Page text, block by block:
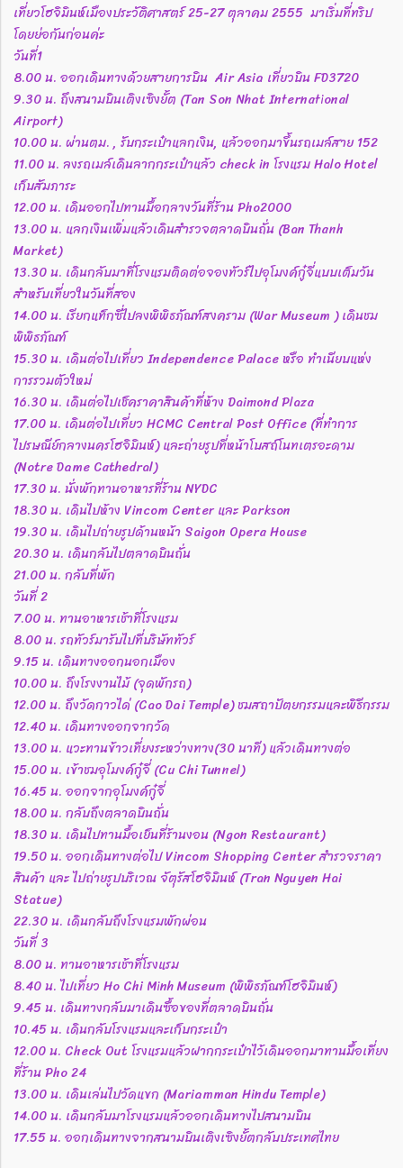
เที่ยวโฮจิมินห์เมืองประวัติศาสตร์ 25-27 ตุลาคม 2555 มาเริ่มที่ทริป
โดยย่อกันก่อนค่ะ
วันที่1
8.00 น. ออกเดินทางด้วยสายการบิน Air Asia เที่ยวบิน FD3720
9.30 น. ถึงสนามบินเติงเซิงยั้ต (Tan Son Nhat International
Airport)
10.00 น. ผ่านตม. , รับกระเป๋าแลกเงิน, แล้วออกมาขึ้นรถเมล์สาย 152
11.00 น. ลงรถเมล์เดินลากกระเป๋าแล้ว check in โรงแรม Halo Hotel
เก็บสัมภาระ
12.00 น. เดินออกไปทานมื้อกลางวันที่ร้าน Pho2000
13.00 น. แลกเงินเพิ่มแล้วเดินสำรวจตลาดบินถั่น (Ban Thanh
Market)
13.30 น. เดินกลับมาที่โรงแรมติดต่อจองทัวร์ไปอุโมงค์กู๋จี่แบบเต็มวัน
สำหรับเที่ยวในวันที่สอง
14.00 น. เรียกแท็กซี่ไปลงพิพิธภัณฑ์สงคราม (War Museum ) เดินชม
พิพิธภัณฑ์
15.30 น. เดินต่อไปเที่ยว Independence Palace หรือ ทำเนียบแห่ง
การรวมตัวใหม่
16.30 น. เดินต่อไปเช็คราคาสินค้าที่ห้าง Daimond Plaza
17.00 น. เดินต่อไปเที่ยว HCMC Central Post Office (ที่ทำการ
ไปรษณีย์กลางนครโฮจิมินห์) และถ่ายรูปที่หน้าโบสถ์โนทเตรอะดาม
(Notre Dame Cathedral)
17.30 น. นั่งพักทานอาหารที่ร้าน NYDC
18.30 น. เดินไปห้าง Vincom Center และ Parkson
19.30 น. เดินไปถ่ายรูปด้านหน้า Saigon Opera House
20.30 น. เดินกลับไปตลาดบินถั่น
21.00 น. กลับที่พัก
วันที่ 2
7.00 น. ทานอาหารเช้าที่โรงแรม
8.00 น. รถทัวร์มารับไปที่บริษัททัวร์
9.15 น. เดินทางออกนอกเมือง
10.00 น. ถึงโรงงานไม้ (จุดพักรถ)
12.00 น. ถึงวัดกาวได่ (Cao Dai Temple) ชมสถาปัตยกรรมและพิธีกรรม
12.40 น. เดินทางออกจากวัด
13.00 น. แวะทานข้าวเที่ยงระหว่างทาง(30 นาที) แล้วเดินทางต่อ
15.00 น. เข้าชมอุโมงค์กู๋จี่ (Cu Chi Tunnel)
16.45 น. ออกจากอุโมงค์กู๋จี่
18.00 น. กลับถึงตลาดบินถั่น
18.30 น. เดินไปทานมื้อเย็นที่ร้านงอน (Ngon Restaurant)
19.50 น. ออกเดินทางต่อไป Vincom Shopping Center สำรวจราคา
สินค้า และ ไปถ่ายรูปบริเวณ จัตุรัสโฮจิมินห์ (Tran Nguyen Hai
Statue)
22.30 น. เดินกลับถึงโรงแรมพักผ่อน
วันที่ 3
8.00 น. ทานอาหารเช้าที่โรงแรม
8.40 น. ไปเที่ยว Ho Chi Minh Museum (พิพิธภัณฑ์โฮจิมินห์)
9.45 น. เดินทางกลับมาเดินซื้อของที่ตลาดบินถั่น
10.45 น. เดินกลับโรงแรมและเก็บกระเป๋า
12.00 น. Check Out โรงแรมแล้วฝากกระเป๋าไว้เดินออกมาทานมื้อเที่ยง
ที่ร้าน Pho 24
13.00 น. เดินเล่นไปวัดแขก (Mariamman Hindu Temple)
14.00 น. เดินกลับมาโรงแรมแล้วออกเดินทางไปสนามบิน
17.55 น. ออกเดินทางจากสนามบินเติงเซิงยั้ตกลับประเทศไทย